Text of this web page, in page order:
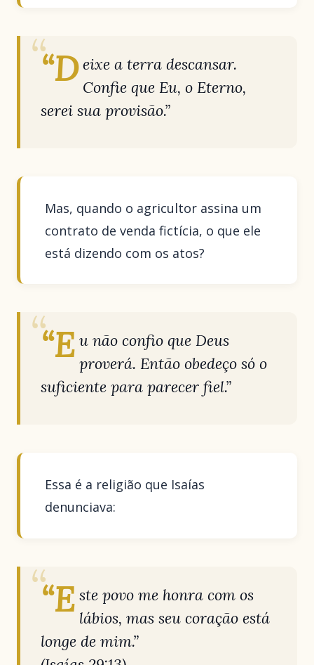
“D eixe a terra descansar.
Confie que Eu, o Eterno,
serei sua provisão.”
Mas, quando o agricultor assina um
contrato de venda fictícia, o que ele
está dizendo com os atos?
“E u não confio que Deus
proverá. Então obedeço só o
suficiente para parecer fiel.”
Essa é a religião que Isaías
denunciava:
“E ste povo me honra com os
lábios, mas seu coração está
longe de mim.”